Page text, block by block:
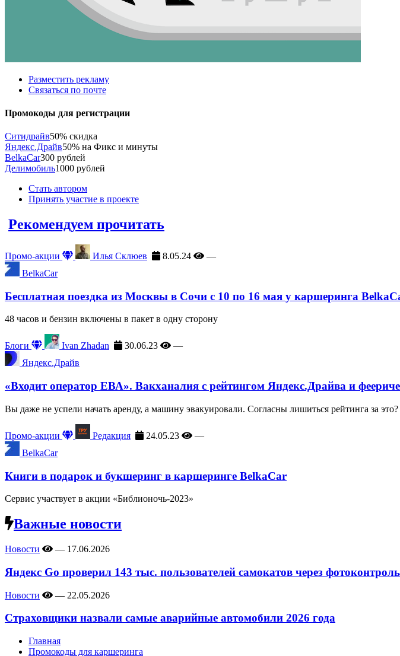
Разместить рекламу
Связаться по почте
Промокоды для регистрации
Ситидрайв50% скидка
Яндекс.Драйв50% на Фикс и минуты
BelkaCar300 рублей
Делимобиль1000 рублей
Стать автором
Принять участие в проекте
Рекомендуем прочитать
Промо-акции Илья Склюев 8.05.24
—
BelkaCar
Бесплатная поездка из Москвы в Сочи с 10 по 16 мая у каршеринга
48 часов и бензин включены в пакет в одну сторону
Блоги Ivan Zhadan 30.06.23
—
Яндекс.Драйв
«Входит оператор ЕВА». Вакханалия с рейтингом Яндекс.Драйва и
Вы даже не успели начать аренду, а машину эвакуировали. Согласны лишиться рейтинга за
Промо-акции Редакция 24.05.23
—
BelkaCar
Книги в подарок и букшеринг в каршеринге BelkaCar
Сервис участвует в акции «Библионочь-2023»
Важные новости
Новости — 17.06.2026
Яндекс Go проверил 143 тыс. пользователей самокатов через фотоконтроль
Новости — 22.05.2026
Страховщики назвали самые аварийные автомобили 2026 года
Главная
Промокоды для каршеринга